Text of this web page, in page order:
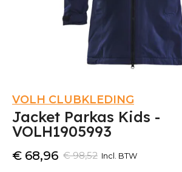
VOLH CLUBKLEDING
Jacket Parkas Kids -
VOLH1905993
€ 98,52
€ 68,96 Incl. BTW